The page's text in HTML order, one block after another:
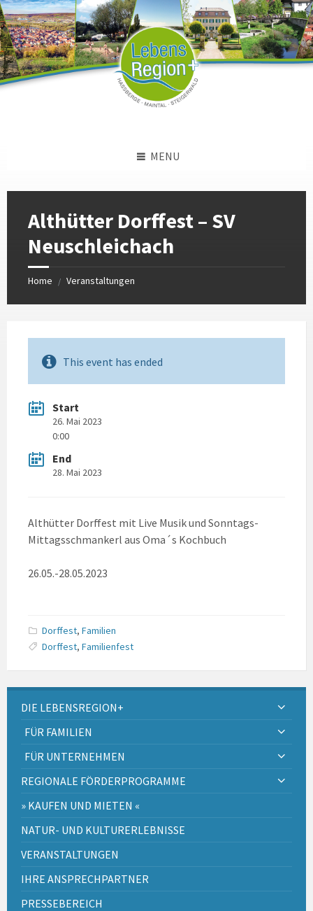
Skip
to
content
Skip
to
left
sidebar
Skip
to
footer
MENU
Althütter Dorffest – SV
Neuschleichach
Home / Veranstaltungen
This event has ended
Start
26. Mai 2023
0:00
End
28. Mai 2023
Althütter Dorffest mit Live Musik und Sonntags-
Mittagsschmankerl aus Oma´s Kochbuch
26.05.-28.05.2023
Dorffest, Familien
Dorffest, Familienfest
DIE LEBENSREGION+
FÜR FAMILIEN
FÜR UNTERNEHMEN
REGIONALE FÖRDERPROGRAMME
» KAUFEN UND MIETEN «
NATUR- UND KULTURERLEBNISSE
VERANSTALTUNGEN
IHRE ANSPRECHPARTNER
PRESSEBEREICH